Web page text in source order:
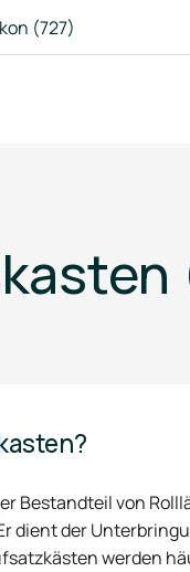
(727)
Bestandteil von
dient der
werden